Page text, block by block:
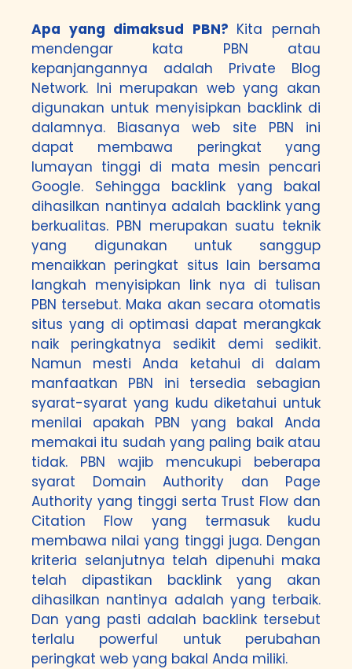
Apa yang dimaksud PBN? Kita pernah
mendengar kata PBN atau
kepanjangannya adalah Private Blog
Network. Ini merupakan web yang akan
digunakan untuk menyisipkan backlink di
dalamnya. Biasanya web site PBN ini
dapat membawa peringkat yang
lumayan tinggi di mata mesin pencari
Google. Sehingga backlink yang bakal
dihasilkan nantinya adalah backlink yang
berkualitas. PBN merupakan suatu teknik
yang digunakan untuk sanggup
menaikkan peringkat situs lain bersama
langkah menyisipkan link nya di tulisan
PBN tersebut. Maka akan secara otomatis
situs yang di optimasi dapat merangkak
naik peringkatnya sedikit demi sedikit.
Namun mesti Anda ketahui di dalam
manfaatkan PBN ini tersedia sebagian
syarat-syarat yang kudu diketahui untuk
menilai apakah PBN yang bakal Anda
memakai itu sudah yang paling baik atau
tidak. PBN wajib mencukupi beberapa
syarat Domain Authority dan Page
Authority yang tinggi serta Trust Flow dan
Citation Flow yang termasuk kudu
membawa nilai yang tinggi juga. Dengan
kriteria selanjutnya telah dipenuhi maka
telah dipastikan backlink yang akan
dihasilkan nantinya adalah yang terbaik.
Dan yang pasti adalah backlink tersebut
terlalu powerful untuk perubahan
peringkat web yang bakal Anda miliki.